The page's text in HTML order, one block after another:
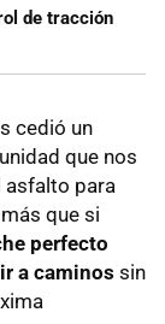
de tracción
cedió un
que nos
asfalto para
que si
perfecto
a caminos sin